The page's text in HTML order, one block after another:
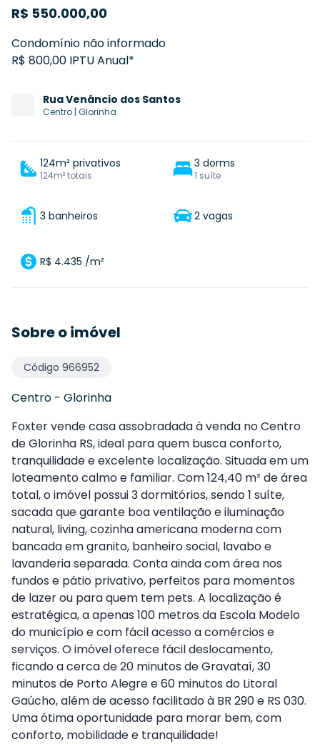
R$ 550.000,00
Condomínio não informado
R$ 800,00 IPTU Anual*
RuaVenâncio dos Santos
Centro | Glorinha
124m² privativos
124m² totais
3 dorms
1 suíte
3 banheiros 2 vagas
R$ 4.435 /m²
Sobre o imóvel
Código 966952
Centro - Glorinha
Foxter vende casa assobradada à venda no Centro
de Glorinha RS, ideal para quem busca conforto,
tranquilidade e excelente localização. Situada em um
loteamento calmo e familiar. Com 124,40 m² de área
total, o imóvel possui 3 dormitórios, sendo 1 suíte,
sacada que garante boa ventilação e iluminação
natural, living, cozinha americana moderna com
bancada em granito, banheiro social, lavabo e
lavanderia separada. Conta ainda com área nos
fundos e pátio privativo, perfeitos para momentos
de lazer ou para quem tem pets. A localização é
estratégica, a apenas 100 metros da Escola Modelo
do município e com fácil acesso a comércios e
serviços. O imóvel oferece fácil deslocamento,
ficando a cerca de 20 minutos de Gravataí, 30
minutos de Porto Alegre e 60 minutos do Litoral
Gaúcho, além de acesso facilitado à BR 290 e RS 030.
Uma ótima oportunidade para morar bem, com
conforto, mobilidade e tranquilidade!